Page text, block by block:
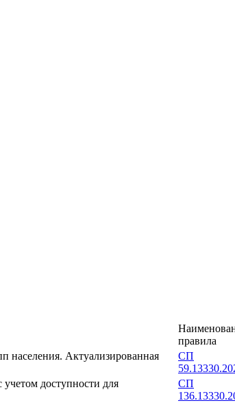
правила
населения. Актуализированная
СП
доступности для
СП